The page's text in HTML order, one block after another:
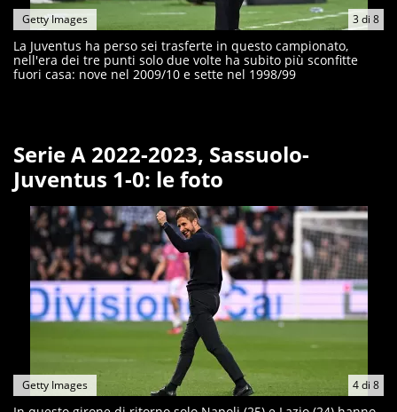
3di 8
Getty Images
La Juventus ha perso sei trasferte in questo campionato,
nell'era dei tre punti solo due volte ha subito più sconfitte
fuori casa: nove nel 2009/10 e sette nel 1998/99
Serie A 2022-2023, Sassuolo-
Juventus 1-0: le foto
4di 8
Getty Images